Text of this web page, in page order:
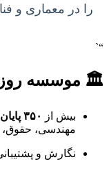
را در معماری و
“`
🏛 موسسه
بیش از ۳۵۰ پایان‌نامه کارشناسی ارشد
مهندسی، حقوق،
نگارش و